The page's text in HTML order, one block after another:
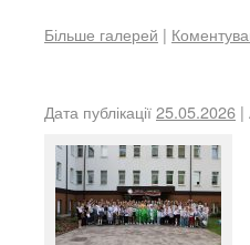
Більше галерей |
Дата публікації25.05.2026 |